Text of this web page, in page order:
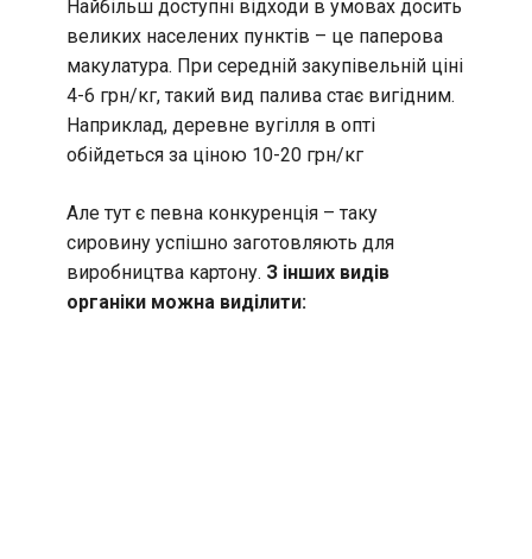
Найбільш доступні відходи в умовах досить
великих населених пунктів – це паперова
макулатура. При середній закупівельній ціні
4-6 грн/кг, такий вид палива стає вигідним.
Наприклад, деревне вугілля в опті
обійдеться за ціною 10-20 грн/кг
Але тут є певна конкуренція – таку
сировину успішно заготовляють для
виробництва картону. З інших видів
органіки можна виділити: